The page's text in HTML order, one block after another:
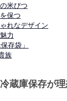
米びつ
保つ
れなデザイン
力
存袋」
族
蔵庫保存が